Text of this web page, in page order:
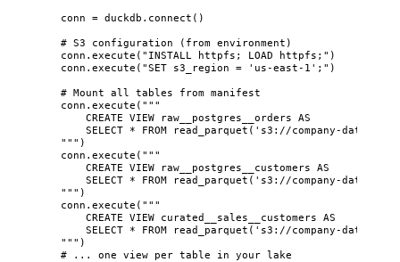
conn = duckdb. connect ()
# S3 configuration (from environment)
conn. execute ( " INSTALL httpfs; LOAD httpfs; " )
conn. execute ( "SET s3_region = 'us-east-1'; " )
# Mount all tables from manifest
conn. execute ( """
CREATE VIEW raw__postgres__orders AS
SELECT * FROM read_parquet('s3://company-data-
""" )
conn. execute ( """
CREATE VIEW raw__postgres__customers AS
SELECT * FROM read_parquet('s3://company-data-
""" )
conn. execute ( """
CREATE VIEW curated__sales__customers AS
SELECT * FROM read_parquet('s3://company-data-
""" )
# ... one view per table in your lake